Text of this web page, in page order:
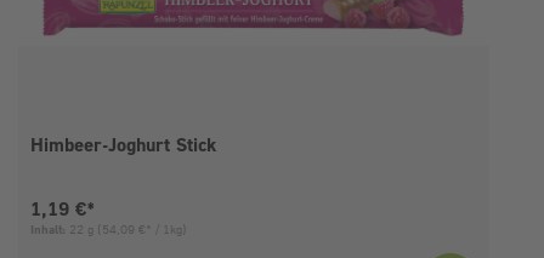
Himbeer-Joghurt Stick
Aktueller Preis:
1,19 €*
Inhalt: 22 g (54,09 €* / 1kg)